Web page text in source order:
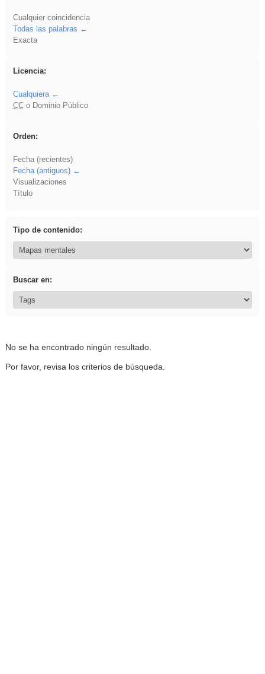
Cualquier coincidencia
Todas las palabras
Exacta
Licencia:
Cualquiera
CCo Dominio Público
Orden:
Fecha (recientes)
Fecha (antiguos)
Visualizaciones
Título
Tipo de contenido:
Buscar en:
No se ha encontrado ningún resultado.
Por favor, revisa los criterios de búsqueda.